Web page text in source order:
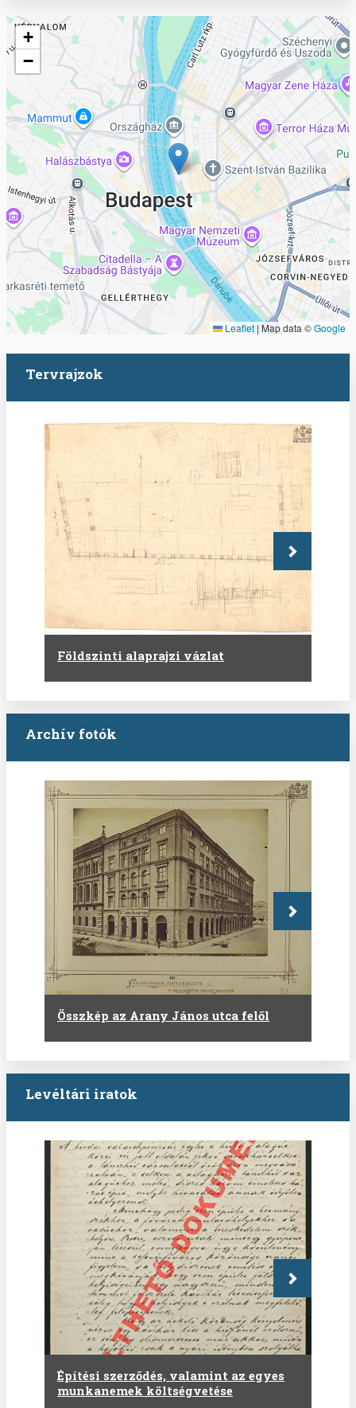
Geofield
+
−
Leaflet | Map data ©Google
Tervrajzok
Földszinti alaprajzi vázlat
Következő
Archív fotók
Összkép az Arany János utca felől
Következő
Levéltári iratok
Építési szerződés, valamint az egyes
munkanemek költségvetése
Következő